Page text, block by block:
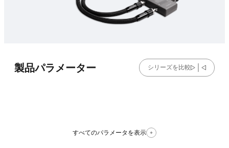
製品パラメーター シリーズを比較
すべてのパラメータを表示